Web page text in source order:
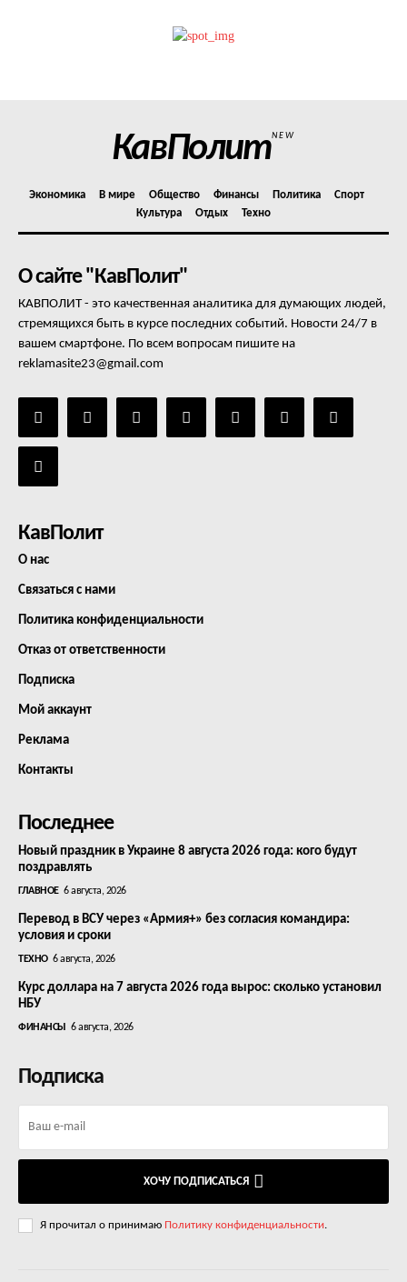
Контакты
КавПолитNEW
Экономика В мире Общество Финансы Политика
Спорт
Культура
Отдых Техно
О сайте "КавПолит"
КАВПОЛИТ - это качественная аналитика для думающих людей,
стремящихся быть в курсе последних событий. Новости 24/7 в
вашем смартфоне. По всем вопросам пишите на
reklamasite23@gmail.com
КавПолит
О нас
Связаться с нами
Политика конфиденциальности
Отказ от ответственности
Подписка
Мой аккаунт
Реклама
Контакты
Последнее
Новый праздник в Украине 8 августа 2026 года: кого будут
поздравлять
ГЛАВНОЕ 6 августа, 2026
Перевод в ВСУ через «Армия+» без согласия командира:
условия и сроки
ТЕХНО 6 августа, 2026
Курс доллара на 7 августа 2026 года вырос: сколько установил
НБУ
ФИНАНСЫ 6 августа, 2026
Подписка
ХОЧУ ПОДПИСАТЬСЯ
Я прочитал о принимаю Политику конфиденциальности.